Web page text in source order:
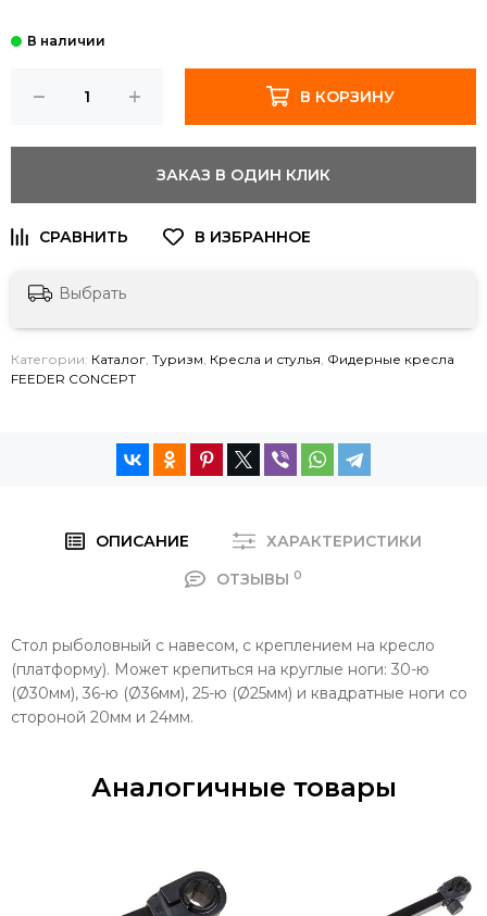
В КОРЗИНУ
ЗАКАЗ В ОДИН КЛИК
Выбрать
Категории: Каталог, Туризм, Кресла и стулья, Фидерные кресла
FEEDER CONCEPT
ОПИСАНИЕ
ХАРАКТЕРИСТИКИ
ОТЗЫВЫ 0
Стол рыболовный с навесом, с креплением на кресло
(платформу). Может крепиться на круглые ноги: 30-ю
(Ø30мм), 36-ю (Ø36мм), 25-ю (Ø25мм) и квадратные ноги со
стороной 20мм и 24мм.
Аналогичные товары